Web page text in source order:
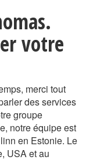
votre
merci tout
des services
groupe
notre équipe est
en Estonie. Le
USA et au